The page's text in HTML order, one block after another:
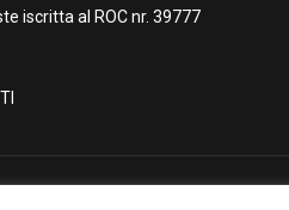
iscritta al ROC nr. 39777